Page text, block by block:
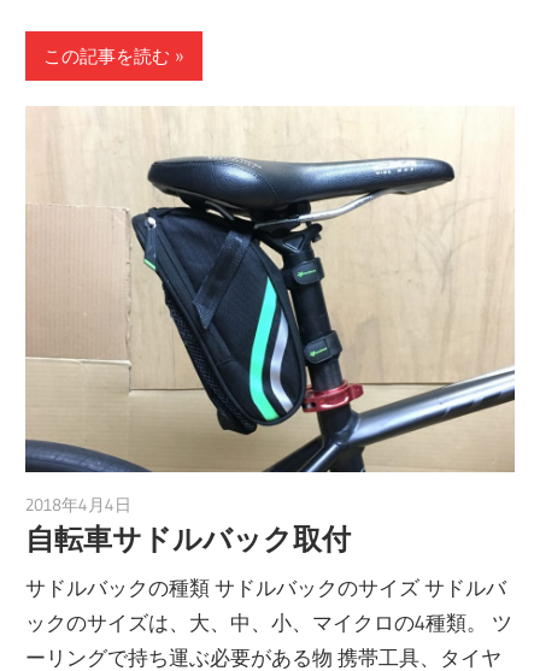
この記事を読む
2018年4月4日
自転車サドルバック取付
サドルバックの種類 サドルバックのサイズ サドルバ
ックのサイズは、大、中、小、マイクロの4種類。 ツ
ーリングで持ち運ぶ必要がある物 携帯工具、タイヤ